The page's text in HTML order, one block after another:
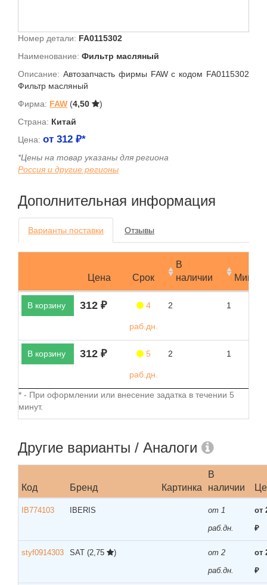
Номер детали: FA0115302
Наименование: Фильтр масляный
Описание: Автозапчасть фирмы FAW с кодом FA0115302
Фильтр масляный
Фирма: FAW (4,50
)
Страна: Китай
Цена: от 312 ₽*
*Цены на товар указаны для региона
Россия и другие регионы
Дополнительная информация
Варианты поставки Отзывы
Цена Срок
В
наличии
В корзину 312 ₽ 4
раб.дн.
2 1
В корзину 312 ₽ 5
раб.дн.
2 1
* - При оформлении или внесение задатка в течении 5
минут.
Другие варианты / Аналоги
Код Бренд Картинка
В
наличии
IB774103 IBERIS
от 1
раб.дн.
от
₽
styf0914303 SAT (2,75 )
от 2
раб.дн.
от
₽